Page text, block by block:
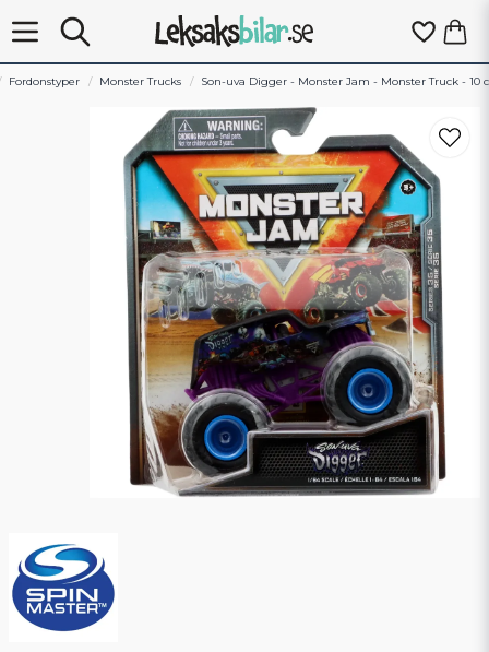
Fordonstyper Monster Trucks Son-uva Digger - Monster Jam - Monster Truck - 10